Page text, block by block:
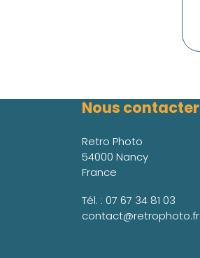
Nous contacter
Retro Photo
54000 Nancy
France
Tél. : 07 67 34 81 03
contact@retrophoto.fr